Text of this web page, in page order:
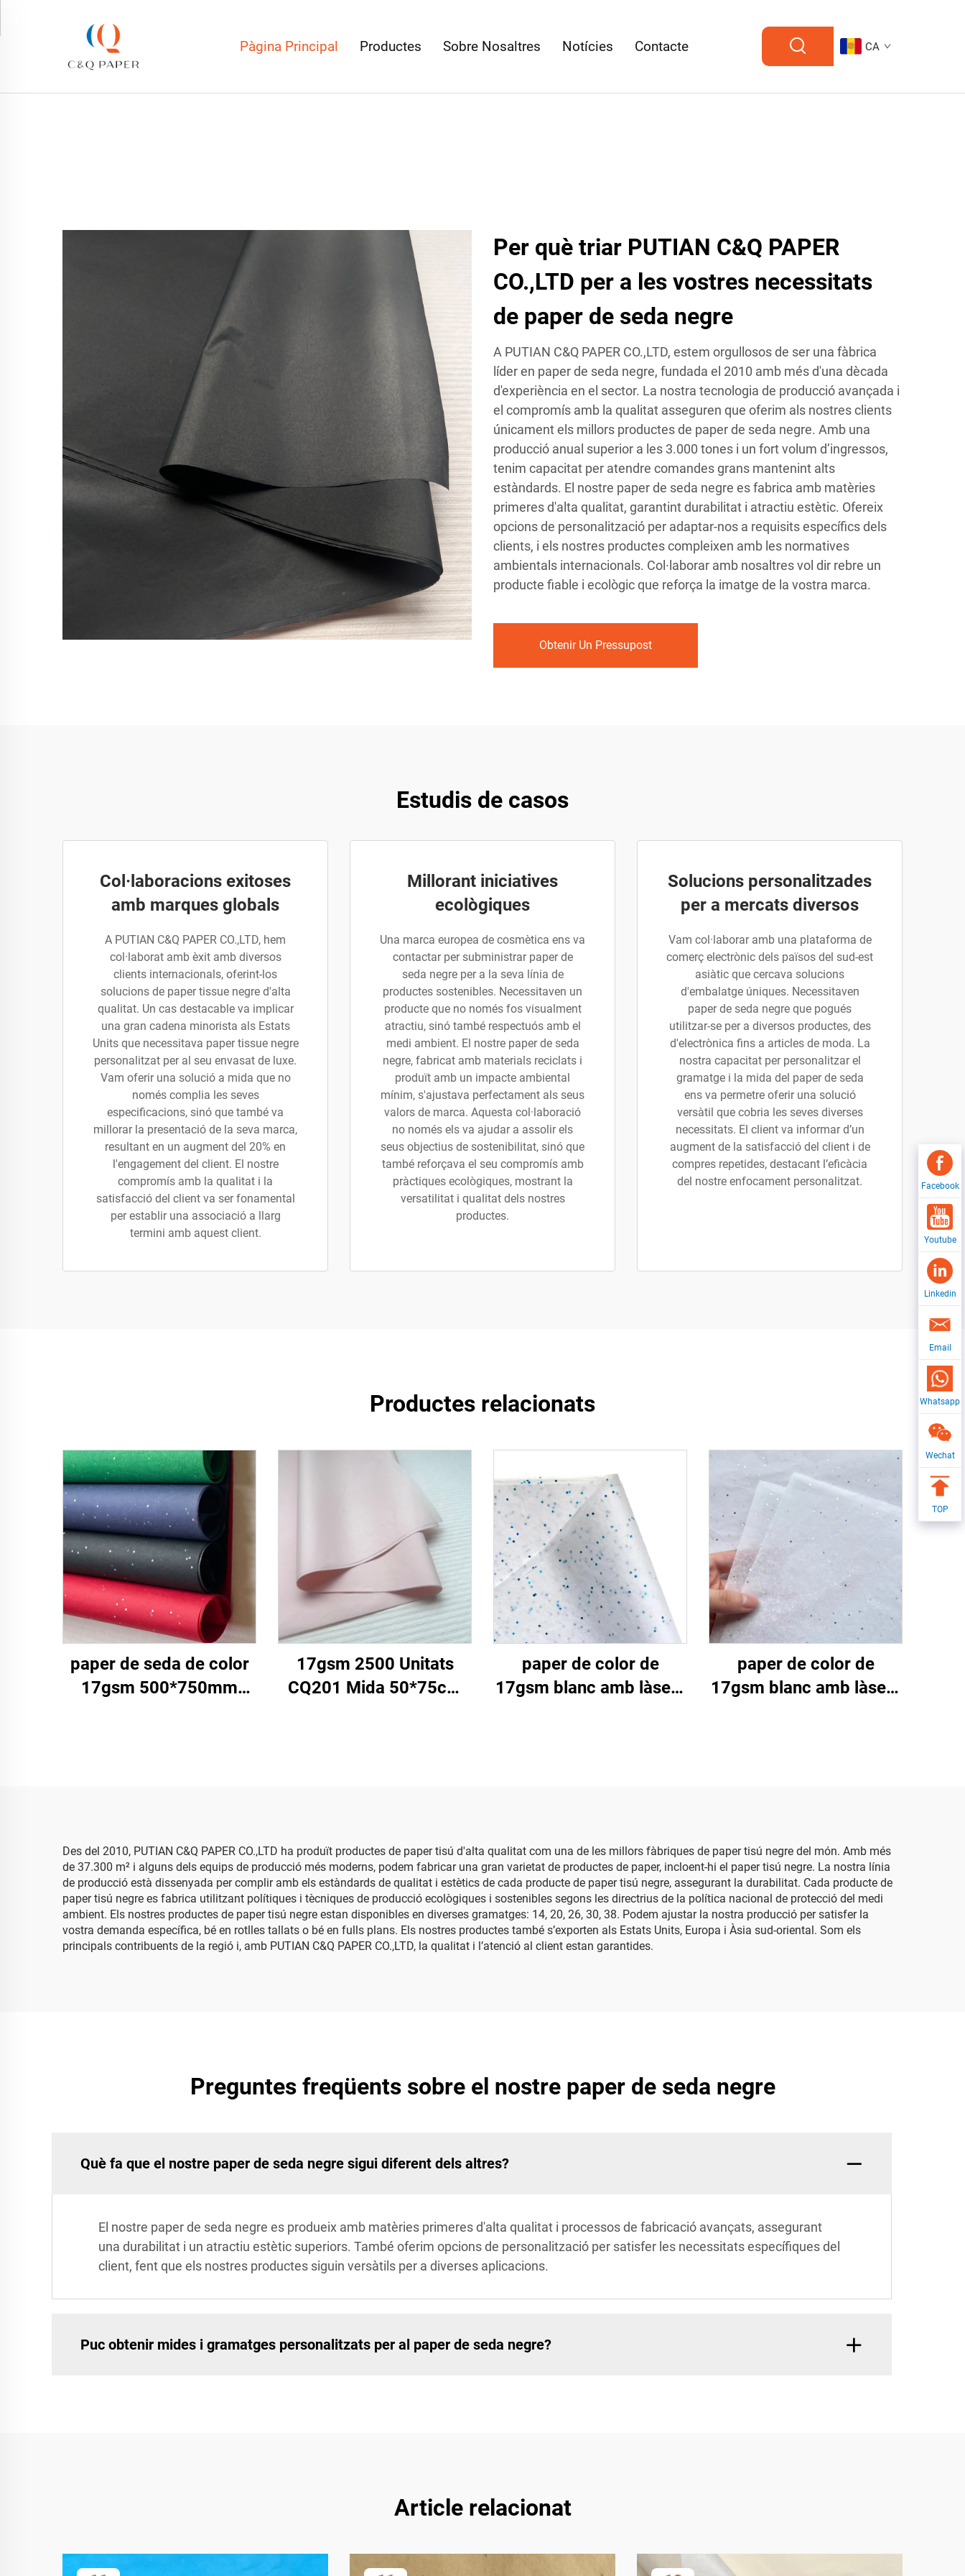
Pàgina Principal Productes Sobre Nosaltres Notícies Contacte CA
Per què triar PUTIAN C&Q PAPER
CO.,LTD per a les vostres necessitats
de paper de seda negre
A PUTIAN C&Q PAPER CO.,LTD, estem orgullosos de ser una fàbrica
líder en paper de seda negre, fundada el 2010 amb més d'una dècada
d'experiència en el sector. La nostra tecnologia de producció avançada i
el compromís amb la qualitat asseguren que oferim als nostres clients
únicament els millors productes de paper de seda negre. Amb una
producció anual superior a les 3.000 tones i un fort volum d’ingressos,
tenim capacitat per atendre comandes grans mantenint alts
estàndards. El nostre paper de seda negre es fabrica amb matèries
primeres d'alta qualitat, garantint durabilitat i atractiu estètic. Ofereix
opcions de personalització per adaptar-nos a requisits específics dels
clients, i els nostres productes compleixen amb les normatives
ambientals internacionals. Col·laborar amb nosaltres vol dir rebre un
producte fiable i ecològic que reforça la imatge de la vostra marca.
Obtenir Un Pressupost
Estudis de casos
Col·laboracions exitoses
amb marques globals
A PUTIAN C&Q PAPER CO.,LTD, hem
col·laborat amb èxit amb diversos
clients internacionals, oferint-los
solucions de paper tissue negre d'alta
qualitat. Un cas destacable va implicar
una gran cadena minorista als Estats
Units que necessitava paper tissue negre
personalitzat per al seu envasat de luxe.
Vam oferir una solució a mida que no
només complia les seves
especificacions, sinó que també va
millorar la presentació de la seva marca,
resultant en un augment del 20% en
l'engagement del client. El nostre
compromís amb la qualitat i la
satisfacció del client va ser fonamental
per establir una associació a llarg
termini amb aquest client.
Millorant iniciatives
ecològiques
Una marca europea de cosmètica ens va
contactar per subministrar paper de
seda negre per a la seva línia de
productes sostenibles. Necessitaven un
producte que no només fos visualment
atractiu, sinó també respectuós amb el
medi ambient. El nostre paper de seda
negre, fabricat amb materials reciclats i
produït amb un impacte ambiental
mínim, s'ajustava perfectament als seus
valors de marca. Aquesta col·laboració
no només els va ajudar a assolir els
seus objectius de sostenibilitat, sinó que
també reforçava el seu compromís amb
pràctiques ecològiques, mostrant la
versatilitat i qualitat dels nostres
productes.
Solucions personalitzades
per a mercats diversos
Vam col·laborar amb una plataforma de
comerç electrònic dels països del sud-est
asiàtic que cercava solucions
d'embalatge úniques. Necessitaven
paper de seda negre que pogués
utilitzar-se per a diversos productes, des
d'electrònica fins a articles de moda. La
nostra capacitat per personalitzar el
gramatge i la mida del paper de seda
ens va permetre oferir una solució
versàtil que cobria les seves diverses
necessitats. El client va informar d’un
augment de la satisfacció del client i de
compres repetides, destacant l’eficàcia
del nostre enfocament personalitzat.
Productes relacionats
paper de seda de color
17gsm 500*750mm
17gsm 2500 Unitats
CQ201 Mida 50*75cm
paper de color de
17gsm blanc amb làser i
paper de color de
17gsm blanc amb làser i
Des del 2010, PUTIAN C&Q PAPER CO.,LTD ha produït productes de paper tisú d'alta qualitat com una de les millors fàbriques de paper tisú negre del món. Amb més
de 37.300 m² i alguns dels equips de producció més moderns, podem fabricar una gran varietat de productes de paper, incloent-hi el paper tisú negre. La nostra línia
de producció està dissenyada per complir amb els estàndards de qualitat i estètics de cada producte de paper tisú negre, assegurant la durabilitat. Cada producte de
paper tisú negre es fabrica utilitzant polítiques i tècniques de producció ecològiques i sostenibles segons les directrius de la política nacional de protecció del medi
ambient. Els nostres productes de paper tisú negre estan disponibles en diverses gramatges: 14, 20, 26, 30, 38. Podem ajustar la nostra producció per satisfer la
vostra demanda específica, bé en rotlles tallats o bé en fulls plans. Els nostres productes també s’exporten als Estats Units, Europa i Àsia sud-oriental. Som els
principals contribuents de la regió i, amb PUTIAN C&Q PAPER CO.,LTD, la qualitat i l’atenció al client estan garantides.
Preguntes freqüents sobre el nostre paper de seda negre
Què fa que el nostre paper de seda negre sigui diferent dels altres?
El nostre paper de seda negre es produeix amb matèries primeres d'alta qualitat i processos de fabricació avançats, assegurant
una durabilitat i un atractiu estètic superiors. També oferim opcions de personalització per satisfer les necessitats específiques del
client, fent que els nostres productes siguin versàtils per a diverses aplicacions.
Puc obtenir mides i gramatges personalitzats per al paper de seda negre?
Article relacionat
Facebook
Youtube
Linkedin
Email
Whatsapp
Wechat
TOP